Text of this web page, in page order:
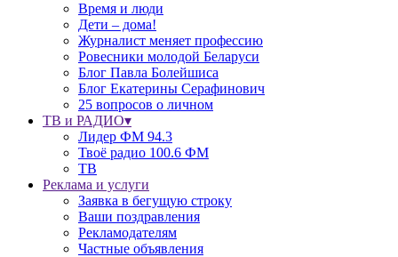
Время и люди
Дети – дома!
Журналист меняет профессию
Ровесники молодой Беларуси
Блог Павла Болейшиса
Блог Екатерины Серафинович
25 вопросов о личном
ТВ и РАДИО▾
Лидер ФМ 94.3
Твоё радио 100.6 ФМ
ТВ
Реклама и услуги
Заявка в бегущую строку
Ваши поздравления
Рекламодателям
Частные объявления